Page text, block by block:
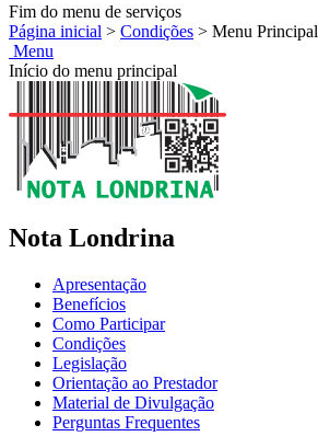
Fim do menu de serviços
Página inicial > Condições > Menu Principal
Menu
Início do menu principal
Nota Londrina
Apresentação
Benefícios
Como Participar
Condições
Legislação
Orientação ao Prestador
Material de Divulgação
Perguntas Frequentes